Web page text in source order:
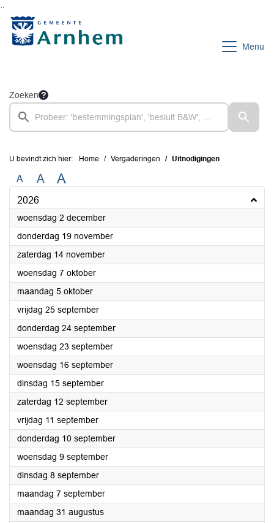
Menu
Zoeken
U bevindt zich hier: Home Vergaderingen Uitnodigingen
A A A
2026
woensdag 2 december2026
donderdag 19 november2026
zaterdag 14 november2026
woensdag 7 oktober2026
maandag 5 oktober2026
vrijdag 25 september2026
donderdag 24 september2026
woensdag 23 september2026
woensdag 16 september2026
dinsdag 15 september2026
zaterdag 12 september2026
vrijdag 11 september2026
donderdag 10 september2026
woensdag 9 september2026
dinsdag 8 september2026
maandag 7 september2026
maandag 31 augustus2026